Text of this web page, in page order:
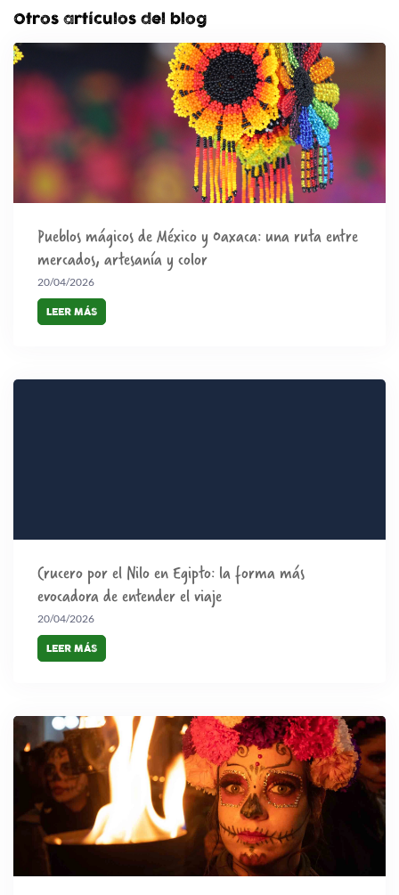
Otros artículos del blog
Pueblos mágicos de México y Oaxaca: una ruta entre
mercados, artesanía y color
20/04/2026
LEER MÁS
Crucero por el Nilo en Egipto: la forma más
evocadora de entender el viaje
20/04/2026
LEER MÁS